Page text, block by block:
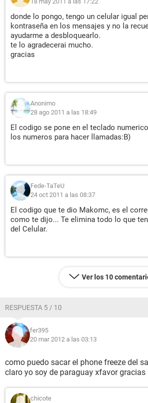
donde lo pongo, tengo un celular igual
kontraseña en los mensajes y no la
ayudarme a desbloquearlo.
te lo agradecerai mucho.
gracias
Anonimo
28 ago 2011 a las 18:49
El codigo se pone en el teclado
los numeros para hacer llamadas:B)
Fede-TaTeU
24 oct 2011 a las 08:37
El codigo que te dio Makomc, es el
como te dijo... Te elimina todo lo que
del Celular.
Ver los 10
RESPUESTA 5 / 10
fer395
20 mar 2012 a las 03:13
como puedo sacar el phone freeze del
claro yo soy de paraguay xfavor gracias
chicote